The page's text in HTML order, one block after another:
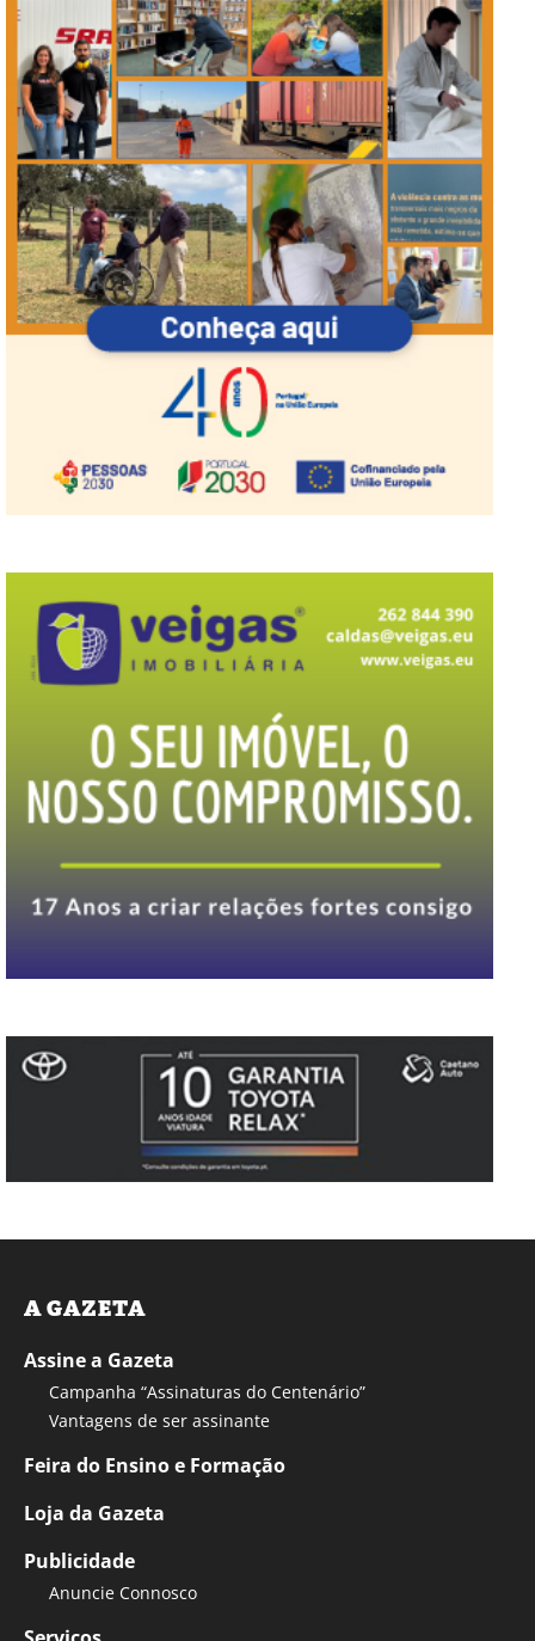
A GAZETA
Assine a Gazeta
Campanha “Assinaturas do Centenário”
Vantagens de ser assinante
Feira do Ensino e Formação
Loja da Gazeta
Publicidade
Anuncie Connosco